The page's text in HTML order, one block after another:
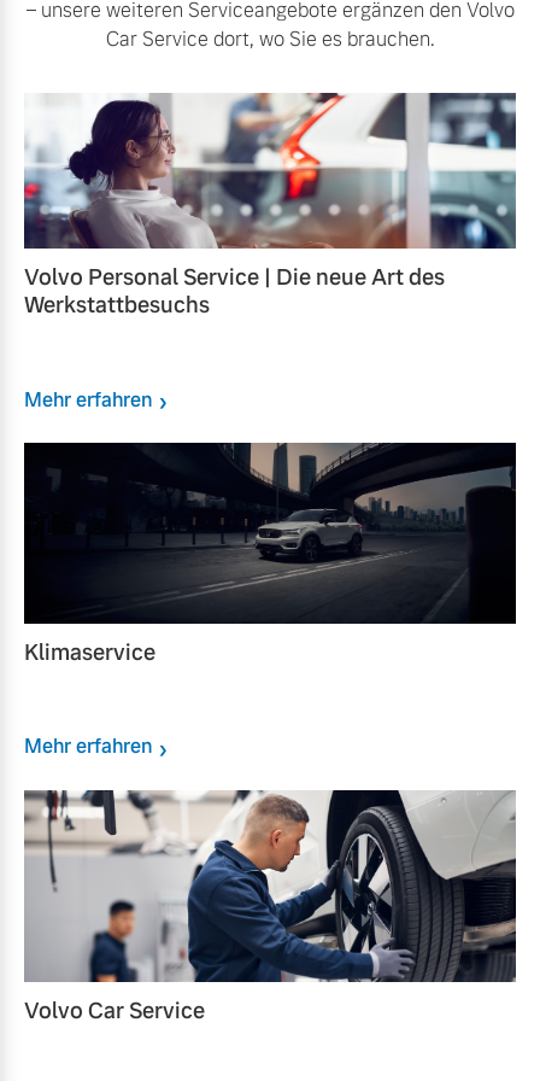
– unsere weiteren Serviceangebote ergänzen den Volvo
Car Service dort, wo Sie es brauchen.
Volvo Personal Service | Die neue Art des
Werkstattbesuchs
Mehr erfahren
Klimaservice
Mehr erfahren
Volvo Car Service